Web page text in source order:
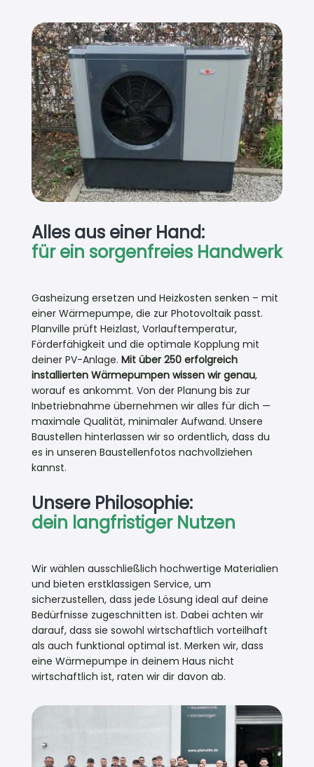
Elektrikerteam,das ebenfalls zügig und
sauber den Akku und den Gleichrichter
installierte und den Schaltkasten
konfigurierte.Abschließend gab es dann
noch eine kurze Einweisung in die
Software.Leider habe ich in dem Moment
nicht die spannenden Fragen parat
gehabt,wie ich z.B. die Ladezeit des Akkus
steuern kann,aber es wurde mir
zugesichert,bei Fragen könne ich gerne die
Firma kontaktieren.Da die verbauten
Geräte von der Firma Growatt sind,ist im
Netzt aber auch alles gut dokumentiert.-
Alles aus einer Hand:
für ein sorgenfreies Handwerk
Gasheizung ersetzen und Heizkosten senken – mit
einer Wärmepumpe, die zur Photovoltaik passt.
Planville prüft Heizlast, Vorlauftemperatur,
Förderfähigkeit und die optimale Kopplung mit
deiner PV-Anlage. Mit über 250 erfolgreich
installierten Wärmepumpen wissen wir genau,
worauf es ankommt. Von der Planung bis zur
Inbetriebnahme übernehmen wir alles für dich —
maximale Qualität, minimaler Aufwand. Unsere
Baustellen hinterlassen wir so ordentlich, dass du
es in unseren Baustellenfotos nachvollziehen
kannst.
Unsere Philosophie:
dein langfristiger Nutzen
Wir wählen ausschließlich hochwertige Materialien
und bieten erstklassigen Service, um
sicherzustellen, dass jede Lösung ideal auf deine
Bedürfnisse zugeschnitten ist. Dabei achten wir
darauf, dass sie sowohl wirtschaftlich vorteilhaft
als auch funktional optimal ist. Merken wir, dass
eine Wärmepumpe in deinem Haus nicht
wirtschaftlich ist, raten wir dir davon ab.